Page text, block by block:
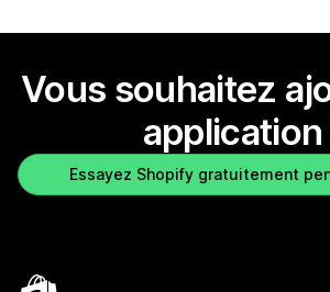
Vous souhaitez
application
Essayez Shopify gratuitement